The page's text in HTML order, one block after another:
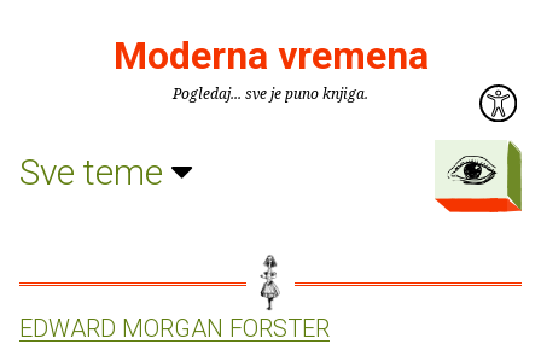
Moderna vremena
Pogledaj... sve je puno knjiga.
Sve teme
EDWARD MORGAN FORSTER